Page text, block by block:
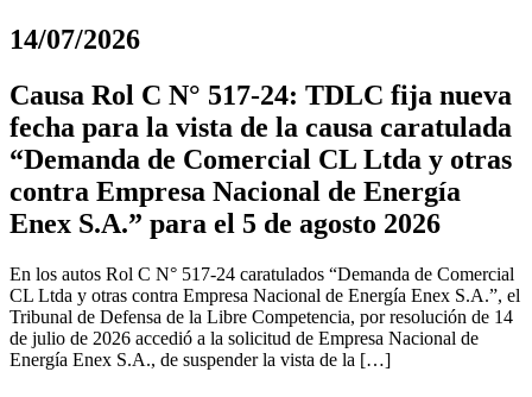
14/07/2026
Causa Rol C N° 517-24: TDLC fija nueva
fecha para la vista de la causa caratulada
“Demanda de Comercial CL Ltda y otras
contra Empresa Nacional de Energía
Enex S.A.” para el 5 de agosto 2026
En los autos Rol C N° 517-24 caratulados “Demanda de Comercial
CL Ltda y otras contra Empresa Nacional de Energía Enex S.A.”, el
Tribunal de Defensa de la Libre Competencia, por resolución de 14
de julio de 2026 accedió a la solicitud de Empresa Nacional de
Energía Enex S.A., de suspender la vista de la […]